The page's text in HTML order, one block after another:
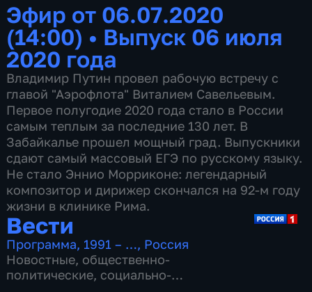
Эфир от 06.07.2020
(14:00) • Выпуск 06 июля
2020 года
Владимир Путин провел рабочую встречу с
главой "Аэрофлота" Виталием Савельевым.
Первое полугодие 2020 года стало в России
самым теплым за последние 130 лет. В
Забайкалье прошел мощный град. Выпускники
сдают самый массовый ЕГЭ по русскому языку.
Не стало Эннио Морриконе: легендарный
композитор и дирижер скончался на 92-м году
жизни в клинике Рима.
Вести
Программа, 1991 – …, Россия
Новостные, общественно-
политические, социально-